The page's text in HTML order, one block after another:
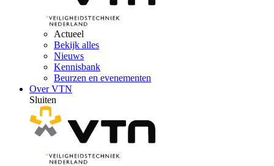
Actueel
Bekijk alles
Nieuws
Kennisbank
Beurzen en evenementen
Over VTN
Sluiten